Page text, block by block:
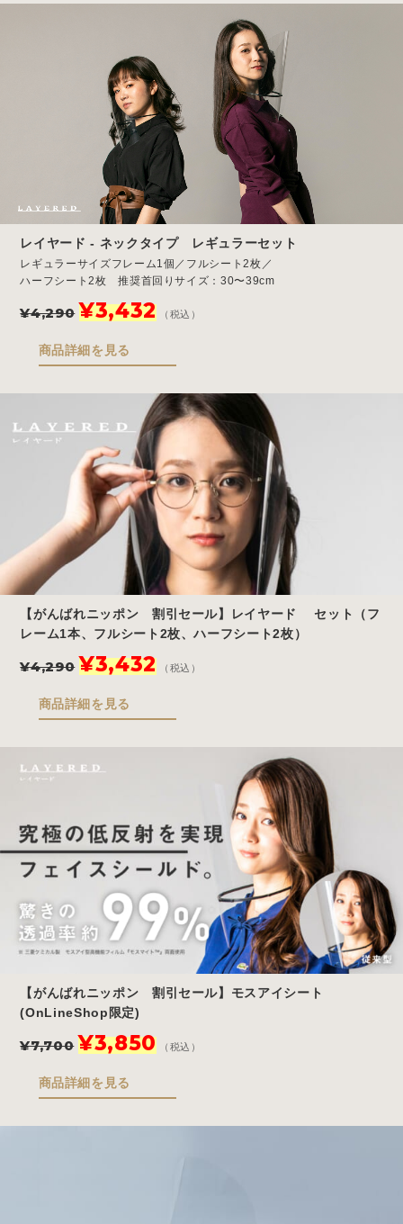
レイヤード - ネックタイプ レギュラーセット
レギュラーサイズフレーム1個／フルシート2枚／
ハーフシート2枚 推奨首回りサイズ：30〜39cm
¥4,290
元
の
価
格
は
で
し
た。
¥3,432現
在
価
格
は
¥3,432
で
す。
（税込）
商品詳細を見る
【がんばれニッポン 割引セール】レイヤード セット（フ
レーム1本、フルシート2枚、ハーフシート2枚）
¥4,290
元
の
価
格
¥4,290
た。
¥3,432現
在
価
す。
（税込）
商品詳細を見る
【がんばれニッポン 割引セール】モスアイシート
(OnLineShop限定)
¥7,700
元
の
価
格
は
¥3,850現
在
価
格
（税込）
商品詳細を見る